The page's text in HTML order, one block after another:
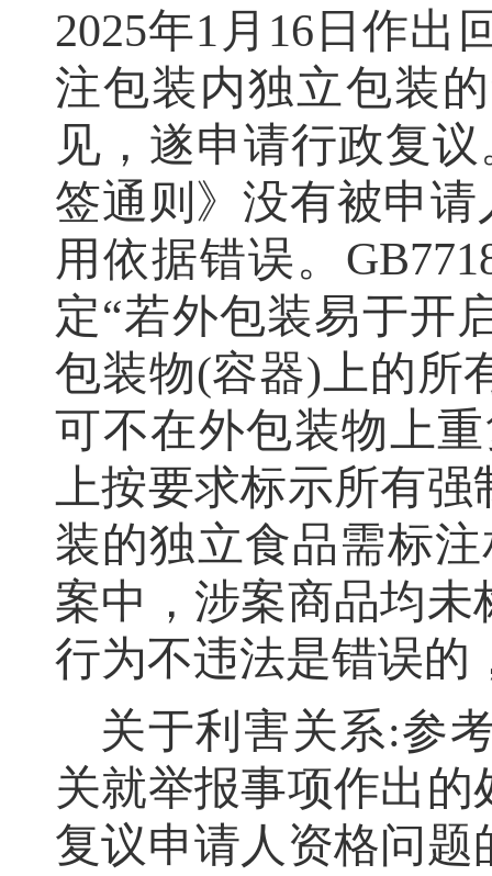
2025年1月16日作出
注包装内独立包装
见，遂申请行政复议
签通则》没有被申
用依据错误。
定“若外包装易于开
包装物(容器)上的所
可不在外包装物上
上按要求标示所有
装的独立食品需标
案中，涉案商品均未
行为不违法是错误的
关于利害关系:参
关就举报事项作出
复议申请人资格问题